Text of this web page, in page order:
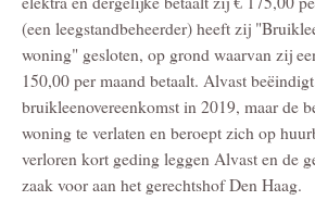
(een leegstandbeheerder) heeft zij
woning" gesloten, op grond waarvan zij
150,00 per maand betaalt. Alvast
bruikleenovereenkomst in 2019, maar de
woning te verlaten en beroept zich op
verloren kort geding leggen Alvast en de
zaak voor aan het gerechtshof Den Haag.